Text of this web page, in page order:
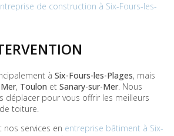
de construction à Six-Fours-les-
à Six-Fours-les-Plages, mais
, Toulon et Sanary-sur-Mer. Nous
déplacer pour vous offrir les meilleurs
toiture.
nos services en entreprise bâtiment à Six-